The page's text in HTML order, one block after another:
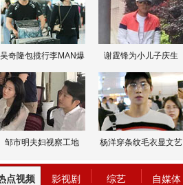
吴奇隆包揽行李MAN爆 谢霆锋为小儿子庆生
邹市明夫妇视察工地 杨洋穿条纹毛衣显文艺
点视频 影视剧 综艺 自媒体